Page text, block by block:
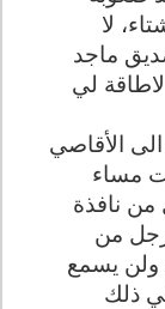
لا
ماجد
لي
الأقاصي
مساء
نافذة
من
ولن يسمع
ذلك